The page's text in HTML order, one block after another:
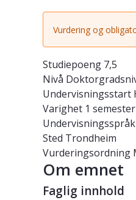
Vurdering og
Studiepoeng 7,5
Nivå
Undervisningsstart
Varighet 1 semester
Undervisningsspråk
Sted Trondheim
Vurderingsordning
Om emnet
Faglig innhold